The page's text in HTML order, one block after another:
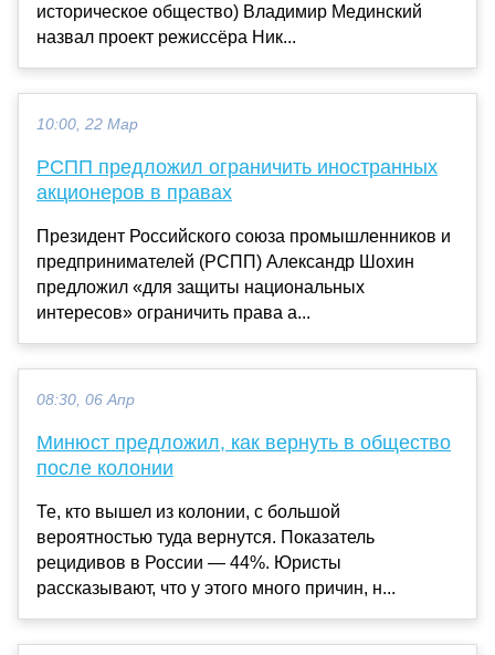
историческое общество) Владимир Мединский
назвал проект режиссёра Ник...
10:00, 22 Мар
РСПП предложил ограничить иностранных
акционеров в правах
Президент Российского союза промышленников и
предпринимателей (РСПП) Александр Шохин
предложил «для защиты национальных
интересов» ограничить права а...
08:30, 06 Апр
Минюст предложил, как вернуть в общество
после колонии
Те, кто вышел из колонии, с большой
вероятностью туда вернутся. Показатель
рецидивов в России — 44%. Юристы
рассказывают, что у этого много причин, н...